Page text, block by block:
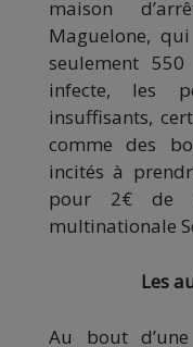
maison
Maguelone,
seulement
infecte, les
insuffisants,
comme des
incités à
pour 2€ de
multinationale
Les
Au bout